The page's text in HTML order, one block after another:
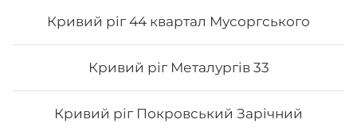
Кривий ріг 44 квартал Мусоргського
Кривий ріг Металургів 33
Кривий ріг Покровський Зарічний
578